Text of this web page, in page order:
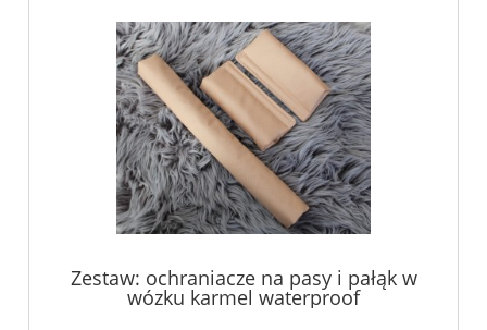
Zestaw: ochraniacze na pasy i pałąk w
wózku karmel waterproof